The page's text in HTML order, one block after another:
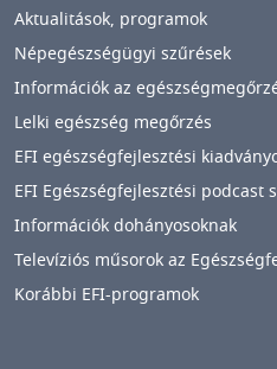
Aktualitások, programok
Népegészségügyi szűrések
Információk az
Lelki egészség megőrzés
EFI egészségfejlesztési
EFI Egészségfejlesztési podcast
Információk dohányosoknak
Televíziós műsorok az
Korábbi EFI-programok